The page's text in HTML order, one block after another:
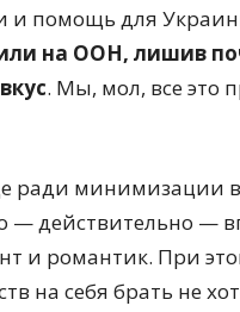
и помощь для
на ООН, лишив
. Мы, мол, все это
ради минимизации
— действительно —
и романтик. При
на себя брать не